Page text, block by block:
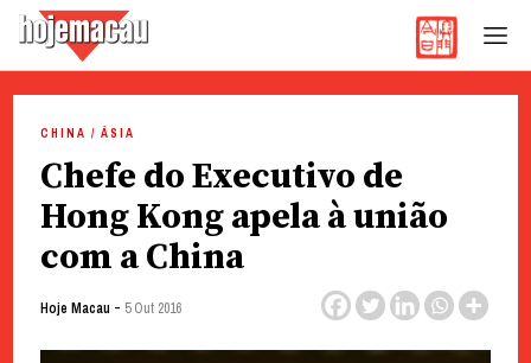
content
CHINA / ÁSIA
Chefe do Executivo de
Hong Kong apela à união
com a China
Hoje Macau - 5 Out 2016